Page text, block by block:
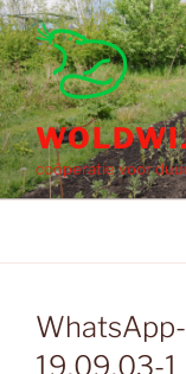
Ga
naar
de
inhoud
coöperatie voor
19.09.03-1